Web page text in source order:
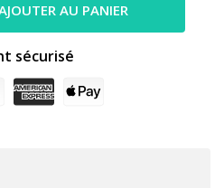
AU PANIER
sécurisé